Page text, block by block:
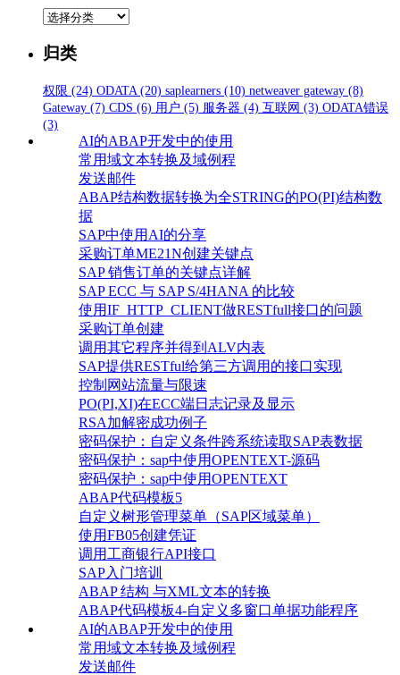
分
归类
权限 (24) ODATA (20) saplearners (10) netweaver gateway (8)
Gateway (7) CDS (6) 用户 (5) 服务器 (4) 互联网 (3) ODATA错误
(3)
AI的ABAP开发中的使用
常用域文本转换及域例程
发送邮件
ABAP结构数据转换为全STRING的PO(PI)结构数
据
SAP中使用AI的分享
采购订单ME21N创建关键点
SAP 销售订单的关键点详解
SAP ECC 与 SAP S/4HANA 的比较
使用IF_HTTP_CLIENT做RESTfull接口的问题
采购订单创建
调用其它程序并得到ALV内表
SAP提供RESTful给第三方调用的接口实现
控制网站流量与限速
PO(PI,XI)在ECC端日志记录及显示
RSA加解密成功例子
密码保护：自定义条件跨系统读取SAP表数据
密码保护：sap中使用OPENTEXT-源码
密码保护：sap中使用OPENTEXT
ABAP代码模板5
自定义树形管理菜单（SAP区域菜单）
使用FB05创建凭证
调用工商银行API接口
SAP入门培训
ABAP 结构 与XML文本的转换
ABAP代码模板4-自定义多窗口单据功能程序
AI的ABAP开发中的使用
常用域文本转换及域例程
发送邮件